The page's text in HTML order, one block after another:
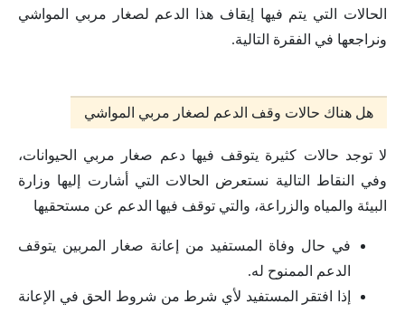
الحالات التي يتم فيها إيقاف هذا الدعم لصغار مربي المواشي
ونراجعها في الفقرة التالية.
هل هناك حالات وقف الدعم لصغار مربي المواشي
لا توجد حالات كثيرة يتوقف فيها دعم صغار مربي الحيوانات،
وفي النقاط التالية نستعرض الحالات التي أشارت إليها وزارة
البيئة والمياه والزراعة، والتي توقف فيها الدعم عن مستحقيها
في حال وفاة المستفيد من إعانة صغار المربين يتوقف
الدعم الممنوح له.
إذا افتقر المستفيد لأي شرط من شروط الحق في الإعانة